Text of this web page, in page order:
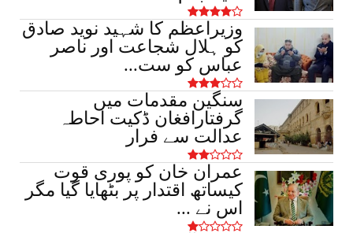
لیٹر دیسی شراب برآمد،...
March 17, 2026
اہم خبریں
ساہیوال میں ناجائز منافع خوری کے خلاف
کریک ڈاؤن، 4 لاکھ سے ز...
March 17, 2026
وزیراعظم کا شہید نوید صادق
کو ہلال شجاعت اور ناصر
عباس کو ست...
سنگین مقدمات میں
گرفتارافغان ڈکیت احاطہ
عدالت سے فرار
عمران خان کو پوری قوت
کیساتھ اقتدار پر بٹھایا گیا مگر
اس نے ...